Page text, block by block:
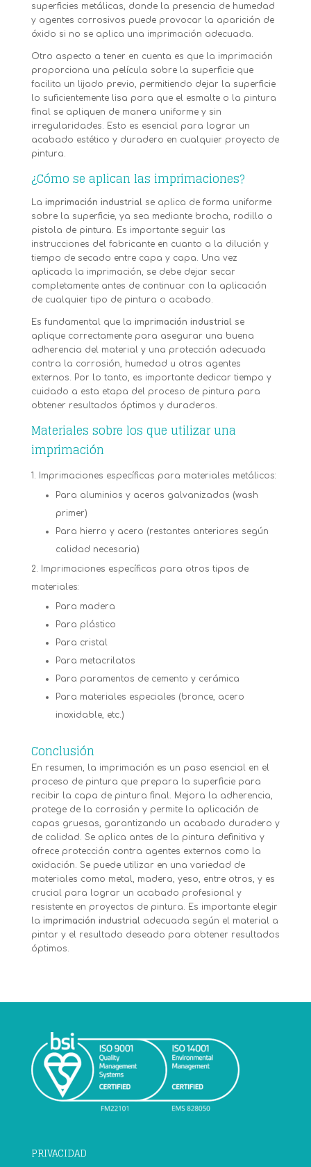
superficies metálicas, donde la presencia de humedad
y agentes corrosivos puede provocar la aparición de
óxido si no se aplica una imprimación adecuada.
Otro aspecto a tener en cuenta es que la imprimación
proporciona una película sobre la superficie que
facilita un lijado previo, permitiendo dejar la superficie
lo suficientemente lisa para que el esmalte o la pintura
final se apliquen de manera uniforme y sin
irregularidades. Esto es esencial para lograr un
acabado estético y duradero en cualquier proyecto de
pintura.
¿Cómo se aplican las imprimaciones?
La imprimación industrialse aplica de forma uniforme
sobre la superficie, ya sea mediante brocha, rodillo o
pistola de pintura. Es importante seguir las
instrucciones del fabricante en cuanto a la dilución y
tiempo de secado entre capa y capa. Una vez
aplicada la imprimación, se debe dejar secar
completamente antes de continuar con la aplicación
de cualquier tipo de pintura o acabado.
Es fundamental que la imprimación industrialse
aplique correctamente para asegurar una buena
adherencia del material y una protección adecuada
contra la corrosión, humedad u otros agentes
externos. Por lo tanto, es importante dedicar tiempo y
cuidado a esta etapa del proceso de pintura para
obtener resultados óptimos y duraderos.
Materiales sobre los que utilizar una
imprimación
Imprimaciones específicas para materiales metálicos:
Para aluminios y aceros galvanizados (wash
primer)
Para hierro y acero (restantes anteriores según
calidad necesaria)
Imprimaciones específicas para otros tipos de
materiales:
Para madera
Para plástico
Para cristal
Para metacrilatos
Para paramentos de cemento y cerámica
Para materiales especiales (bronce, acero
inoxidable, etc.)
Conclusión
En resumen, la imprimación es un paso esencial en el
proceso de pintura que prepara la superficie para
recibir la capa de pintura final. Mejora la adherencia,
protege de la corrosión y permite la aplicación de
capas gruesas, garantizando un acabado duradero y
de calidad. Se aplica antes de la pintura definitiva y
ofrece protección contra agentes externos como la
oxidación. Se puede utilizar en una variedad de
materiales como metal, madera, yeso, entre otros, y es
crucial para lograr un acabado profesional y
resistente en proyectos de pintura. Es importante elegir
la imprimación industrialadecuada según el material a
pintar y el resultado deseado para obtener resultados
óptimos.
PRIVACIDAD